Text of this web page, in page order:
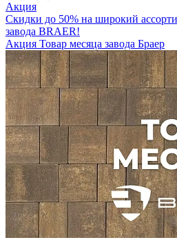
Акция
Скидки до 50% на широкий
завода BRAER!
Акция Товар месяца завода Браер